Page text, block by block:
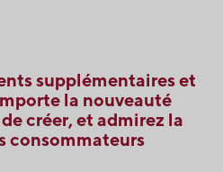
supplémentaires et
la nouveauté
créer, et admirez la
consommateurs